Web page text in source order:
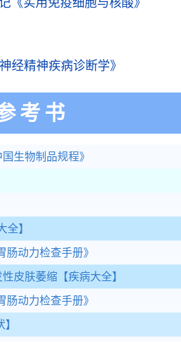
《实用免疫细胞与核酸》
神经精神疾病诊断学》
考书
国生物制品规程》
全】
肠动力检查手册》
皮肤萎缩 【疾病大全】
肠动力检查手册》